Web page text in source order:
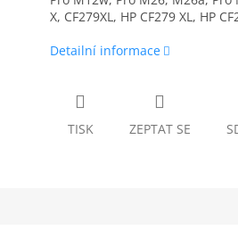
X, CF279XL, HP CF279 XL, HP
Detailní informace
TISK ZEPTAT SE